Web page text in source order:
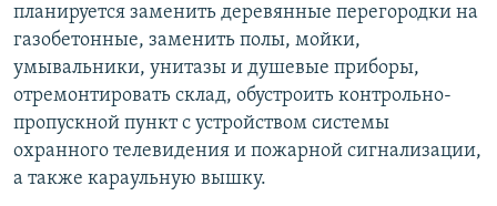
планируется заменить деревянные перегородки на
газобетонные, заменить полы, мойки,
умывальники, унитазы и душевые приборы,
отремонтировать склад, обустроить контрольно-
пропускной пункт с устройством системы
охранного телевидения и пожарной сигнализации,
а также караульную вышку.